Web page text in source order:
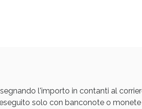
l'importo in contanti al
solo con banconote o
disponibile oggi!